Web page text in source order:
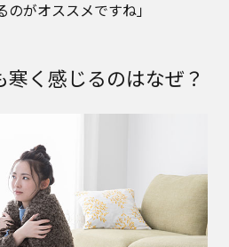
がオススメですね」
く感じるのはなぜ？